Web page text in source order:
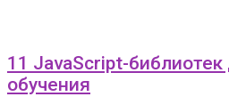
11 JavaScript-
обучения